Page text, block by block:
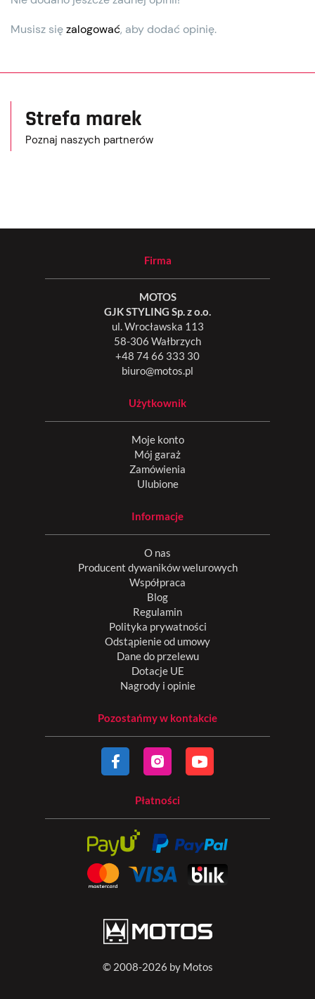
Musisz sięzalogować, aby dodać opinię.
Strefa marek
Poznaj naszych partnerów
© 2008-2026 by Motos
Firma
MOTOS
GJK STYLING Sp. z o.o.
ul. Wrocławska 113
58-306 Wałbrzych
+48 74 66 333 30
biuro@motos.pl
Użytkownik
Moje konto
Mój garaż
Zamówienia
Ulubione
Informacje
O nas
Producent dywaników welurowych
Współpraca
Blog
Regulamin
Polityka prywatności
Odstąpienie od umowy
Dane do przelewu
Dotacje UE
Nagrody i opinie
Pozostańmy w kontakcie
Płatności